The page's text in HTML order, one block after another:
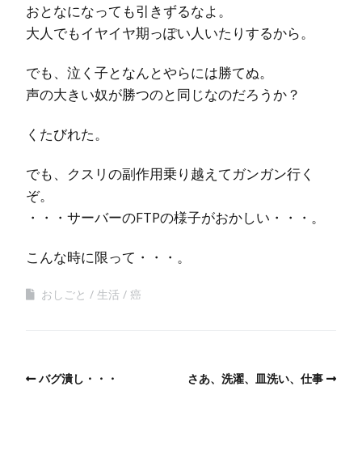
おとなになっても引きずるなよ。
大人でもイヤイヤ期っぽい人いたりするから。
でも、泣く子となんとやらには勝てぬ。
声の大きい奴が勝つのと同じなのだろうか？
くたびれた。
でも、クスリの副作用乗り越えてガンガン行く
ぞ。
・・・サーバーのFTPの様子がおかしい・・・。
こんな時に限って・・・。
おしごと 生活 癌
バグ潰し・・・ さあ、洗濯、皿洗い、仕事